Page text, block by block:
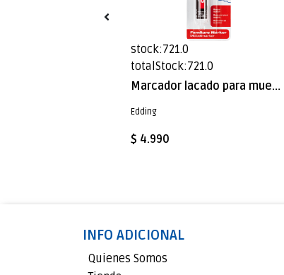
stock:721.0
totalStock:721.0
Marcador lacado para muebles Edding E-8900 Negro
Edding
$ 4.990
INFO ADICIONAL
Quienes Somos